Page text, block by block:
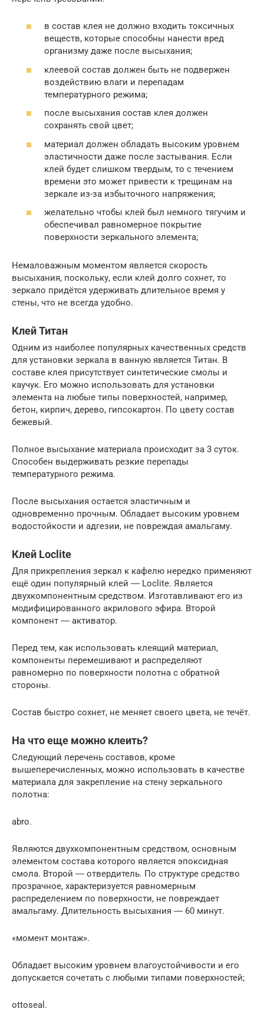
в состав клея не должно входить токсичных
веществ, которые способны нанести вред
организму даже после высыхания;
клеевой состав должен быть не подвержен
воздействию влаги и перепадам
температурного режима;
после высыхания состав клея должен
сохранять свой цвет;
материал должен обладать высоким уровнем
эластичности даже после застывания. Если
клей будет слишком твердым, то с течением
времени это может привести к трещинам на
зеркале из-за избыточного напряжения;
желательно чтобы клей был немного тягучим и
обеспечивал равномерное покрытие
поверхности зеркального элемента;
Немаловажным моментом является скорость
высыхания, поскольку, если клей долго сохнет, то
зеркало придётся удерживать длительное время у
стены, что не всегда удобно.
Клей Титан
Одним из наиболее популярных качественных средств
для установки зеркала в ванную является Титан. В
составе клея присутствует синтетические смолы и
каучук. Его можно использовать для установки
элемента на любые типы поверхностей, например,
бетон, кирпич, дерево, гипсокартон. По цвету состав
бежевый.
Полное высыхание материала происходит за 3 суток.
Способен выдерживать резкие перепады
температурного режима.
После высыхания остается эластичным и
одновременно прочным. Обладает высоким уровнем
водостойкости и адгезии, не повреждая амальгаму.
Клей Loclite
Для прикрепления зеркал к кафелю нередко применяют
ещё один популярный клей ― Loclite. Является
двухкомпонентным средством. Изготавливают его из
модифицированного акрилового эфира. Второй
компонент ― активатор.
Перед тем, как использовать клеящий материал,
компоненты перемешивают и распределяют
равномерно по поверхности полотна с обратной
стороны.
Состав быстро сохнет, не меняет своего цвета, не течёт.
На что еще можно клеить?
Следующий перечень составов, кроме
вышеперечисленных, можно использовать в качестве
материала для закрепление на стену зеркального
полотна:
abro.
Являются двухкомпонентным средством, основным
элементом состава которого является эпоксидная
смола. Второй ― отвердитель. По структуре средство
прозрачное, характеризуется равномерным
распределением по поверхности, не повреждает
амальгаму. Длительность высыхания ― 60 минут.
«момент монтаж».
Обладает высоким уровнем влагоустойчивости и его
допускается сочетать с любыми типами поверхностей;
ottoseal.